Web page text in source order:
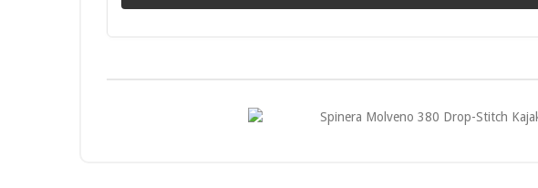
• Reizt Haut und Augen, kann Schläfrigkeit verursachen und ist schädlich für
• Bei Hautkontakt kontaminierte Kleidung entfernen und Haut gründlich reinigen.